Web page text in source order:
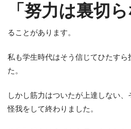
「努力は裏切ら
ることがあります。
私も学生時代はそう信じてひたすら
た。
しかし筋力はついたが上達しない
怪我をして終わりました。